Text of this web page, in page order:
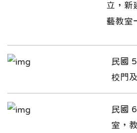
立，新
藝教室
民國
校門
民國
室，